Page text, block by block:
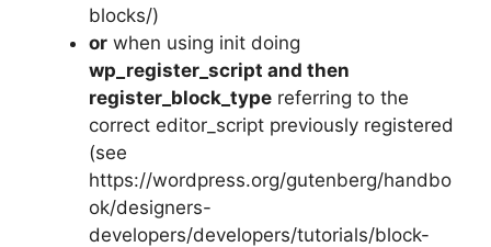
blocks/)
or when using init doing
wp_register_script and then
register_block_type referring to the
correct editor_script previously registered
(see
https://wordpress.org/gutenberg/handbo
ok/designers-
developers/developers/tutorials/block-